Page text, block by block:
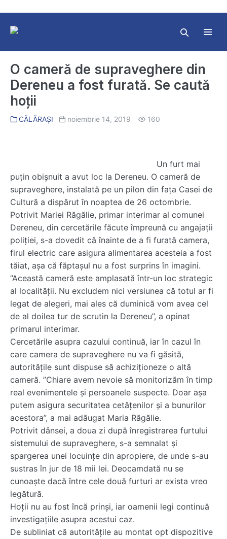
content
Search
O cameră de supraveghere din
Dereneu a fost furată. Se caută
hoții
CĂLĂRAȘI noiembrie 14, 2019 160
Un furt mai
puțin obișnuit a avut loc la Dereneu. O cameră de
supraveghere, instalată pe un pilon din fața Casei de
Cultură a dispărut în noaptea de 26 octombrie.
Potrivit Mariei Răgălie, primar interimar al comunei
Dereneu, din cercetările făcute împreună cu angajații
poliției, s-a dovedit că înainte de a fi furată camera,
firul electric care asigura alimentarea acesteia a fost
tăiat, așa că făptașul nu a fost surprins în imagini.
”Această cameră este amplasată într-un loc strategic
al localității. Nu excludem nici versiunea că totul ar fi
legat de alegeri, mai ales că duminică vom avea cel
de al doilea tur de scrutin la Dereneu”, a opinat
primarul interimar.
Cercetările asupra cazului continuă, iar în cazul în
care camera de supraveghere nu va fi găsită,
autoritățile sunt dispuse să achiziționeze o altă
cameră. ”Chiare avem nevoie să monitorizăm în timp
real evenimentele și persoanele suspecte. Doar așa
putem asigura securitatea cetățenilor și a bunurilor
acestora”, a mai adăugat Maria Răgălie.
Potrivit dânsei, a doua zi după înregistrarea furtului
sistemului de supraveghere, s-a semnalat și
spargerea unei locuințe din apropiere, de unde s-au
sustras în jur de 18 mii lei. Deocamdată nu se
cunoaște dacă între cele două furturi ar exista vreo
legătură.
Hoții nu au fost încă prinși, iar oamenii legi continuă
investigațiile asupra acestui caz.
De subliniat că autoritățile au montat opt dispozitive